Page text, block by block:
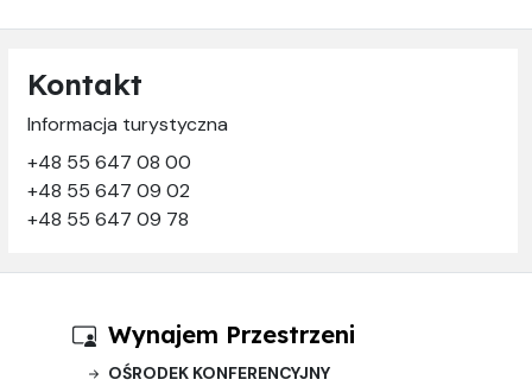
Kontakt
Informacja turystyczna
+48 55 647 08 00
+48 55 647 09 02
+48 55 647 09 78
Wynajem Przestrzeni
OŚRODEK KONFERENCYJNY